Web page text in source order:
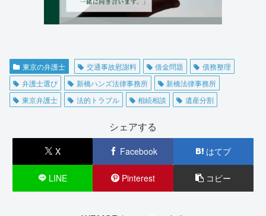
東京の弁護士 交通事故慰謝料 借金問題
債務整理
弁護士選び
新橋ハンズ法律事務所
新橋法律事務所
東京弁護士
法的トラブル 相続相談 遺産分割
シェアする
X Facebook はてブ
LINE Pinterest コピー